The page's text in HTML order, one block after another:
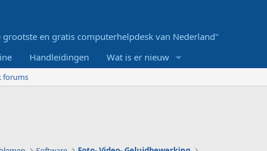
en gratis computerhelpdesk van Nederland"
Handleidingen Wat is er nieuw
forums